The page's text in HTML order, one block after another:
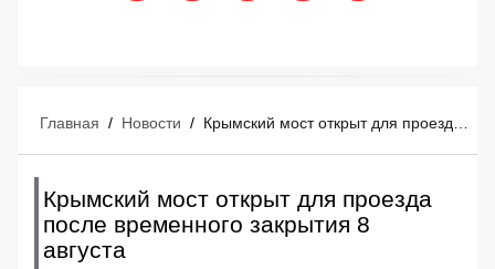
Главная / Новости /
Крымский мост открыт для проезда
после временного закрытия 8
августа